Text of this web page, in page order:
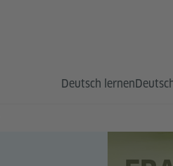
Deutsch lernen